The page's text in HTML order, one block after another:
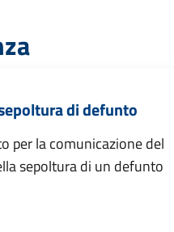
di defunto
per la comunicazione del
sepoltura di un defunto